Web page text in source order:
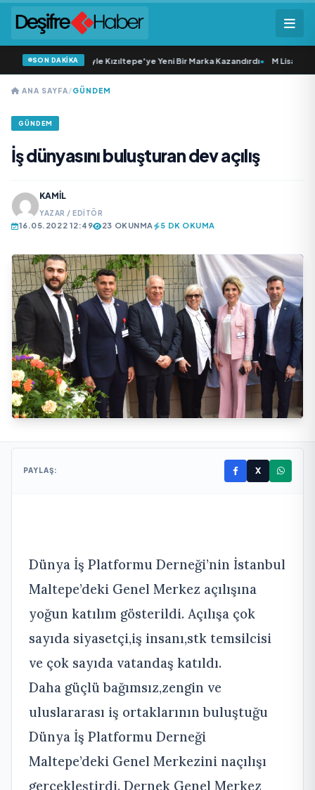
SON DAKİKA
Tecrübesiyle Kızıltepe'ye Yeni Bir Marka Kazandırdı• M Lisa ve Dolu
ANA SAYFA/GÜNDEM
GÜNDEM
İş dünyasını buluşturan dev açılış
KAMIL
YAZAR / EDITÖR
16.05.2022 12:49 23 OKUNMA 5 DK OKUMA
PAYLAŞ: X
Dünya İş Platformu Derneği’nin İstanbul
Maltepe’deki Genel Merkez açılışına
yoğun katılım gösterildi. Açılışa çok
sayıda siyasetçi,iş insanı,stk temsilcisi
ve çok sayıda vatandaş katıldı.
Daha güçlü bağımsız,zengin ve
uluslararası iş ortaklarının buluştuğu
Dünya İş Platformu Derneği
Maltepe’deki Genel Merkezini naçılışı
gerçekleştirdi. Dernek Genel Merkez